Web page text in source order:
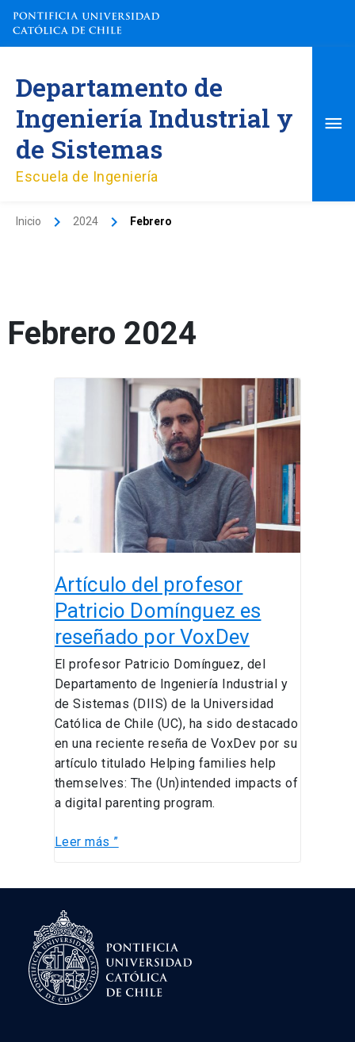
contenido
Departamento de
Ingeniería Industrial y
de Sistemas
Escuela de Ingeniería
Inicio 2024 Febrero
Febrero 2024
Artículo del profesor
Patricio Domínguez es
reseñado por VoxDev
El profesor Patricio Domínguez, del
Departamento de Ingeniería Industrial y
de Sistemas (DIIS) de la Universidad
Católica de Chile (UC), ha sido destacado
en una reciente reseña de VoxDev por su
artículo titulado Helping families help
themselves: The (Un)intended impacts of
a digital parenting program.
profesor
Domínguez
por
Leer más ”